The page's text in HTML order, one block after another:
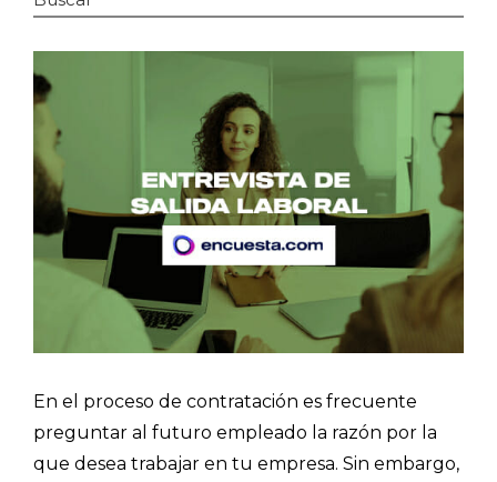
En el proceso de contratación es frecuente
preguntar al futuro empleado la razón por la
que desea trabajar en tu empresa. Sin embargo,